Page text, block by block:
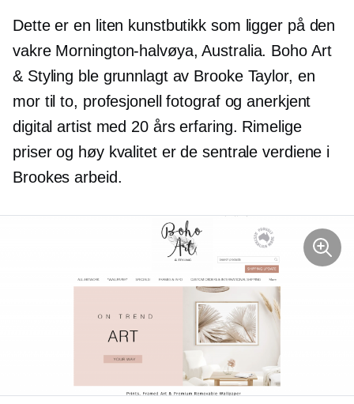
Dette er en liten kunstbutikk som ligger på den
vakre Mornington-halvøya, Australia. Boho Art
& Styling ble grunnlagt av Brooke Taylor, en
mor til to, profesjonell fotograf og anerkjent
digital artist med 20 års erfaring. Rimelige
priser og høy kvalitet er de sentrale verdiene i
Brookes arbeid.